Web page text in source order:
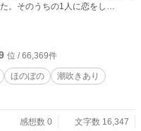
。そのうちの1人に恋をし
だから気持ち悪いって言ってる
たお陰？で、玉砕したヒロインと
もラウラに付きまとってきて……
ー。
位 / 66,369件
ほのぼの
潮吹きあり
感想数 0 文字数 16,347